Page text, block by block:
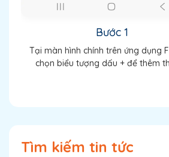
Bước 1
Tại màn hình chính trên ứng dụng
chọn biểu tượng dấu + để thêm
Tìm kiếm tin tức